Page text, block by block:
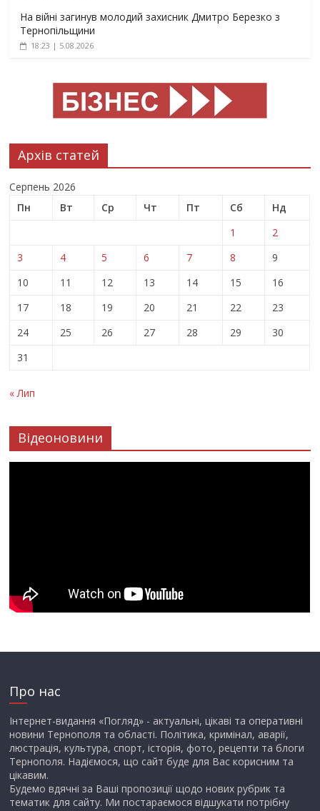
На війні загинув молодий захисник Дмитро Березко з
Тернопільщини
18:23 | 5.08.2026
Архів статей
Серпень 2026
Пн
Вт Ср Чт Пт Сб
Нд
1
2
3
4 5 6 7 8
9
10
11 12 13 14 15
16
17
18 19 20 21 22
23
24
25 26 27 28 29
30
31
« Лип
Відеоновини
Про нас
Інтернет-видання «Погляд» - актуальні, цікаві та оперативні
новини Тернополя та області. Політика, кримінал, аварії,
люстрація, культура, спорт, історія, фото, рецепти та блоги
Тернополя. Надіємося, що сайт буде для Вас корисним та
цікавим.
Будемо вдячні за Ваші пропозиції щодо нових рубрик та
тематик для сайту. Ми постараємося відшукати потрібну